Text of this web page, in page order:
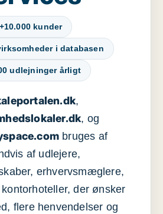
+10.000 kunder
i databasen
udlejninger årligt
,
, og
bruges af
af udlejere,
erhvervsmæglere,
der ønsker
flere henvendelser og